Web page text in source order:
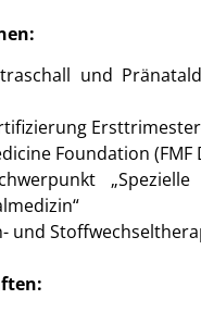
und
Foundation (FMF
und